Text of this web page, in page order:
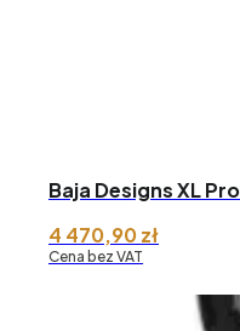
Baja Designs XL
4 470,90zł
Cena bez VAT